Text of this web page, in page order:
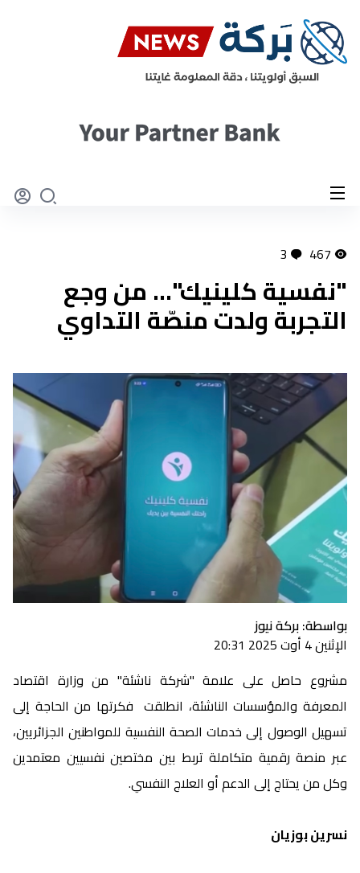
467
3
"نفسية كلينيك"… من وجع
التجربة ولدت منصّة التداوي
بواسطة: بركة نيوز
الإثنين 4 أوت 2025 20:31
مشروع حاصل على علامة "شركة ناشئة" من وزارة اقتصاد
المعرفة والمؤسسات الناشئة، انطلقت فكرتها من الحاجة إلى
تسهيل الوصول إلى خدمات الصحة النفسية للمواطنين الجزائريين،
عبر منصة رقمية متكاملة تربط بين مختصين نفسيين معتمدين
وكل من يحتاج إلى الدعم أو العلاج النفسي.
نسرين بوزيان